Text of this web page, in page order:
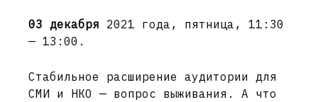
03 декабря 2021 года, пятница, 11:30
— 13:00.
Стабильное расширение аудитории для
СМИ и НКО — вопрос выживания. А что